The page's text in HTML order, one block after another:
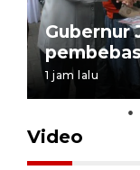
Gubernur
1 jam lalu
Video